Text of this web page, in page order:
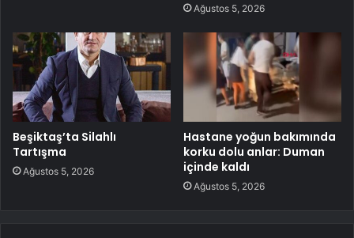
Ağustos 5, 2026
Beşiktaş’ta Silahlı
Tartışma
Ağustos 5, 2026
Hastane yoğun bakımında
korku dolu anlar: Duman
içinde kaldı
Ağustos 5, 2026